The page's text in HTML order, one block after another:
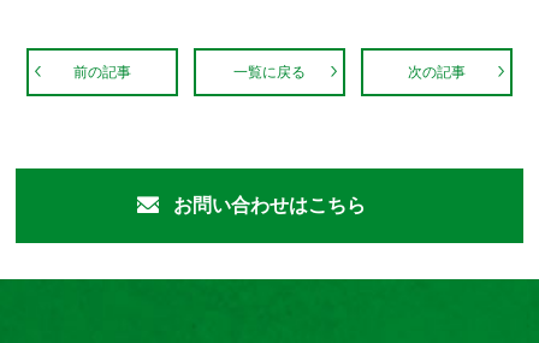
前の記事 一覧に戻る 次の記事
お問い合わせはこちら